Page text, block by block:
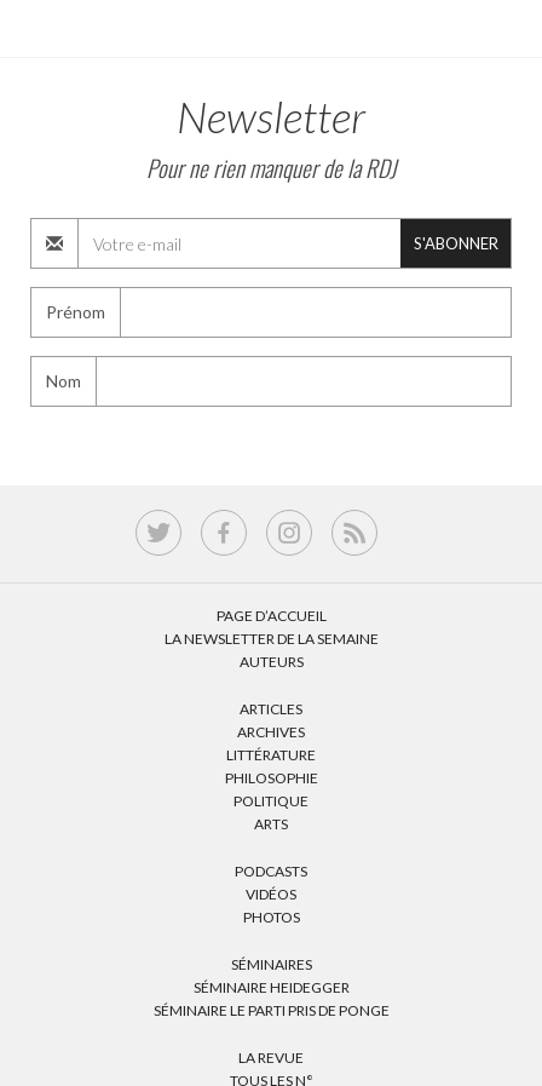
Newsletter
Pour ne rien manquer de la RDJ
S'ABONNER
Prénom
Nom
PAGE D’ACCUEIL
LA NEWSLETTER DE LA SEMAINE
AUTEURS
ARTICLES
ARCHIVES
LITTÉRATURE
PHILOSOPHIE
POLITIQUE
ARTS
PODCASTS
VIDÉOS
PHOTOS
SÉMINAIRES
SÉMINAIRE HEIDEGGER
SÉMINAIRE LE PARTI PRIS DE PONGE
LA REVUE
TOUS LES N°